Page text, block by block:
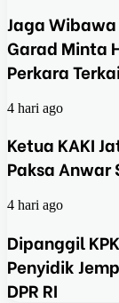
Jaga
Garad Minta
Perkara
4 hari ago
Ketua KAKI
Paksa Anwar
4 hari ago
Dipanggil
Penyidik
DPR RI